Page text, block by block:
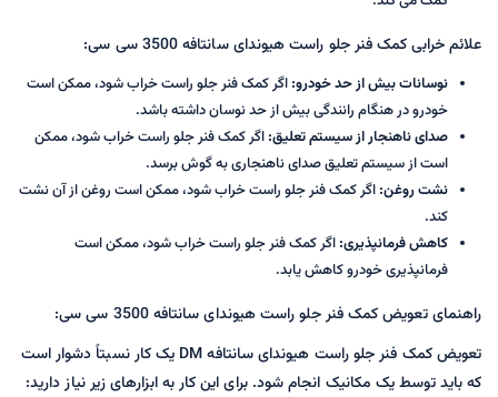
علائم خرابی کمک فنر جلو راست هیوندای سانتافه 3500 سی سی:
نوسانات بیش از حد خودرو: اگر کمک فنر جلو راست خراب شود، ممکن است
خودرو در هنگام رانندگی بیش از حد نوسان داشته باشد.
صدای ناهنجار از سیستم تعلیق: اگر کمک فنر جلو راست خراب شود، ممکن
است از سیستم تعلیق صدای ناهنجاری به گوش برسد.
نشت روغن: اگر کمک فنر جلو راست خراب شود، ممکن است روغن از آن نشت
کند.
کاهش فرمانپذیری: اگر کمک فنر جلو راست خراب شود، ممکن است
فرمانپذیری خودرو کاهش یابد.
راهنمای تعویض کمک فنر جلو راست هیوندای سانتافه 3500 سی سی:
تعویض کمک فنر جلو راست هیوندای سانتافه DM یک کار نسبتاً دشوار است
که باید توسط یک مکانیک انجام شود. برای این کار به ابزارهای زیر نیاز دارید: